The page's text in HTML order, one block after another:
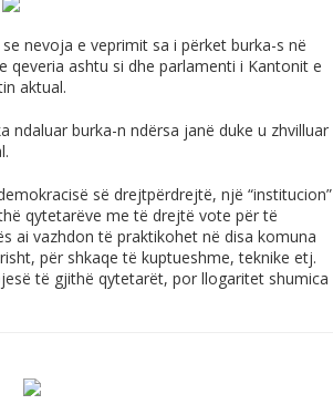
nevoja e veprimit sa i përket burka-s në
ashtu si dhe parlamenti i Kantonit e
aktual.
ndaluar burka-n ndërsa janë duke u zhvilluar
së drejtpërdrejtë, një “institucion”
qytetarëve me të drejtë vote për të
ai vazhdon të praktikohet në disa komuna
për shkaqe të kuptueshme, teknike etj.
të gjithë qytetarët, por llogaritet shumica